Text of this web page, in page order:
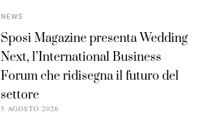
NEWS
Sposi Magazine presenta Wedding
Next, l’International Business
Forum che ridisegna il futuro del
settore
5 AGOSTO 2026